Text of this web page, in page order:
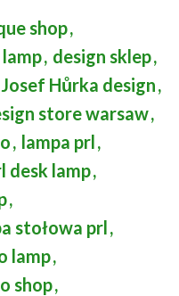
shop,
, design sklep,
Josef Hůrka design,
store warsaw,
, lampa prl,
desk lamp,
,
stołowa prl,
lamp,
shop,